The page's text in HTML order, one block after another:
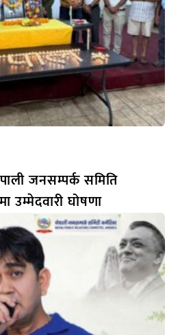
जनसम्पर्क समिति
उम्मेदवारी घोषणा